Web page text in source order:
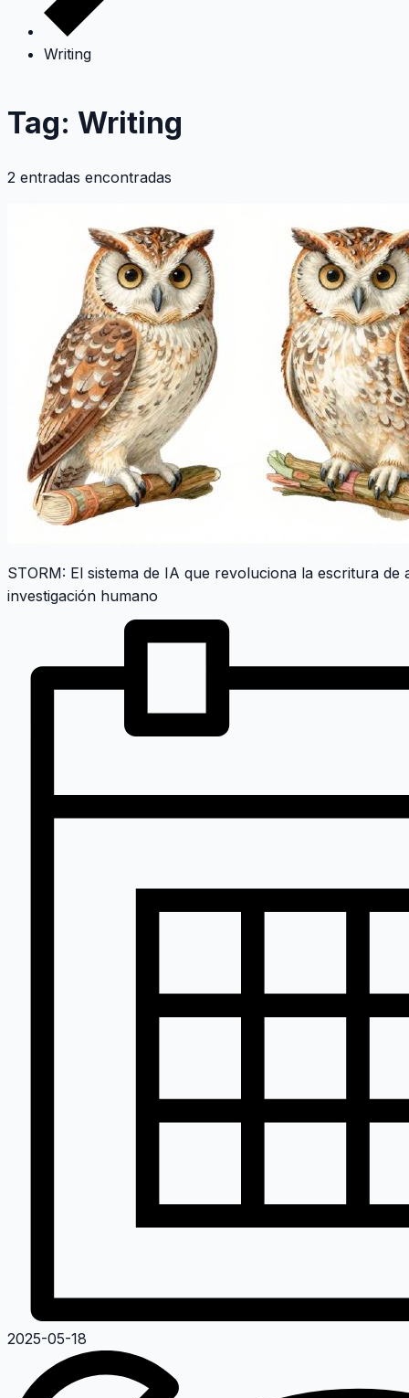
Writing
Tag: Writing
2 entradas encontradas
STORM: El sistema de IA que revoluciona la escritura
investigación humano
2025-05-18